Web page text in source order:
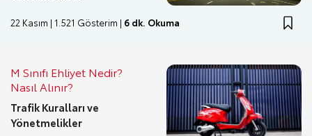
22 Kasım | 1.521 Gösterim | 6 dk. Okuma
M Sınıfı Ehliyet Nedir?
Nasıl Alınır?
Trafik Kuralları ve
Yönetmelikler